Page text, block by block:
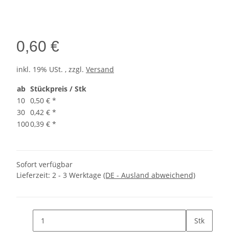
0,60 €
inkl. 19% USt. , zzgl. Versand
ab Stückpreis / Stk
10 0,50 € *
30 0,42 € *
1000,39 € *
Sofort verfügbar
Lieferzeit: 2 - 3 Werktage (DE - Ausland abweichend)
Stk